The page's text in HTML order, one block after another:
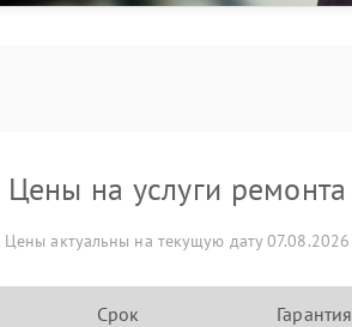
Цены на услуги ремонта
Цены актуальны на текущую дату 07.08.2026
Срок Гарантия